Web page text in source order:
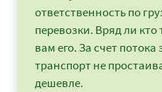
ответственность по
перевозки. Вряд ли кто
вам его. За счет
транспорт не
дешевле.